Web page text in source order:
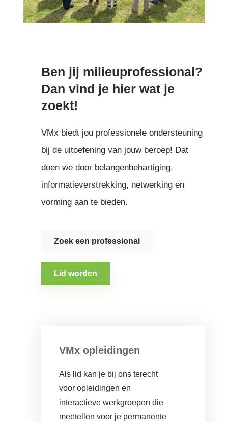
Ben jij milieuprofessional?
Dan vind je hier wat je
zoekt!
VMx biedt jou professionele ondersteuning
bij de uitoefening van jouw beroep! Dat
doen we door belangenbehartiging,
informatieverstrekking, netwerking en
vorming aan te bieden.
Zoek een professional
Lid worden
VMx opleidingen
Als lid kan je bij ons terecht
voor opleidingen en
interactieve werkgroepen die
meetellen voor je permanente
Français
Nederlands